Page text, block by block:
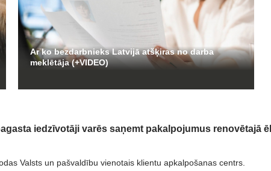
Ar ko bezdarbnieks Latvijā atšķiras no darba
meklētāja (+VIDEO)
iedzīvotāji varēs saņemt pakalpojumus renovētajā
Valsts un pašvaldību vienotais klientu apkalpošanas centrs.